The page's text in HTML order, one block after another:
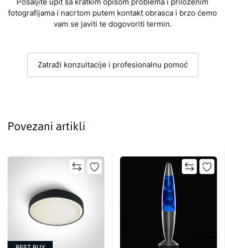
fotografijama i nacrtom putem kontakt obrasca i brzo ćemo
vam se javiti te dogovoriti termin.
Zatraži konzultacije i profesionalnu pomoć
Povezani artikli